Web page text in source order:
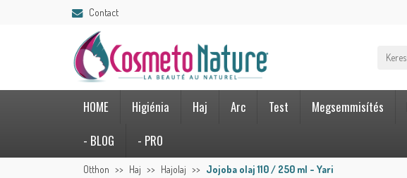
Contact
HOME Higiénia Haj Arc Test Megsemmisítés
- BLOG
- PRO
Otthon Haj Hajolaj Jojoba olaj 110 / 250 ml - Yari